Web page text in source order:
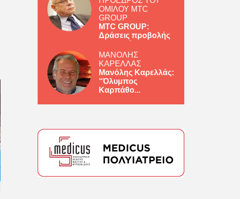
ΟΜΙΛΟΥ MTC
GROUP
MTC GROUP:
Δράσεις προβολής
ΜΑΝΟΛΗΣ
ΚΑΡΕΛΛΑΣ
Μανόλης Καρελλάς:
“Όλυμπος
Καρπάθο...